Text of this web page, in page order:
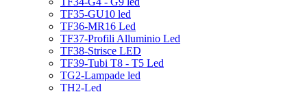
TF35-GU10 led
TF36-MR16 Led
TF37-Profili Alluminio Led
TF38-Strisce LED
TF39-Tubi T8 - T5 Led
TG2-Lampade led
TH2-Led